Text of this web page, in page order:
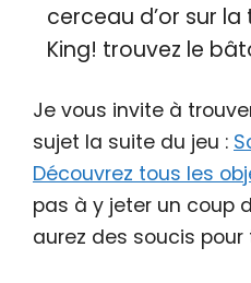
cerceau d’or sur
King! trouvez le
Je vous invite à
sujet la suite du jeu :
Découvrez tous les
pas à y jeter un coup
aurez des soucis pour